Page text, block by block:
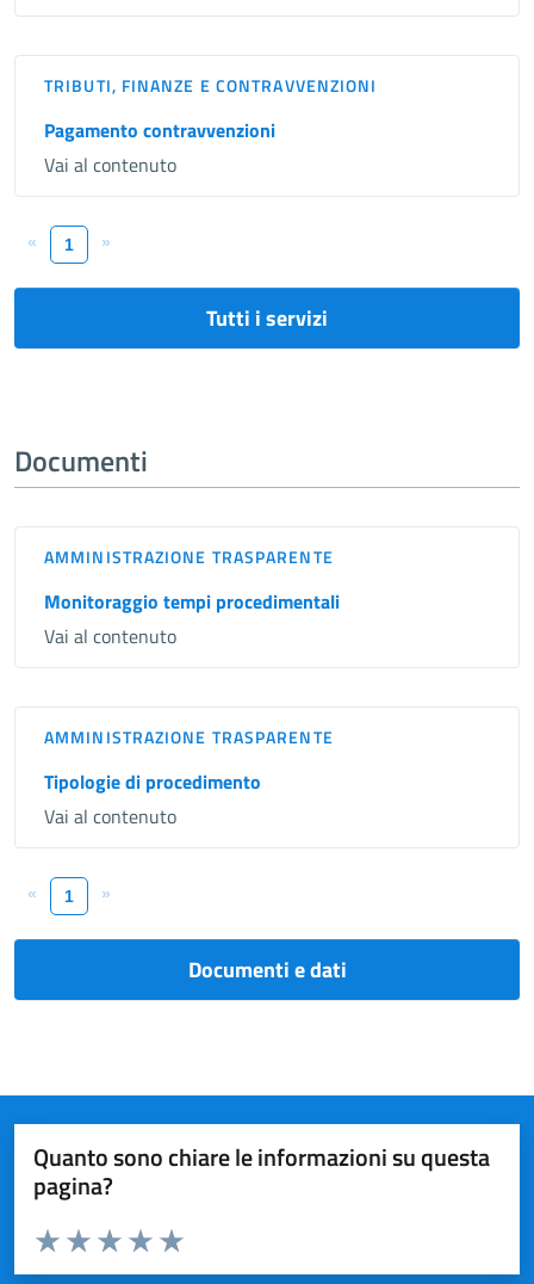
TRIBUTI, FINANZE E CONTRAVVENZIONI
Pagamento contravvenzioni
Vai al contenuto
« 1 »
Tutti i servizi
Documenti
AMMINISTRAZIONE TRASPARENTE
Monitoraggio tempi procedimentali
Vai al contenuto
AMMINISTRAZIONE TRASPARENTE
Tipologie di procedimento
Vai al contenuto
« 1 »
Documenti e dati
Quanto sono chiare le informazioni su questa
pagina?
Valuta da 1 a 5 stelle la pagina
Valuta 5 stelle su 5
Valuta 4 stelle su 5
Valuta 3 stelle su 5
Valuta 2 stelle su 5
Valuta 1 stelle su 5